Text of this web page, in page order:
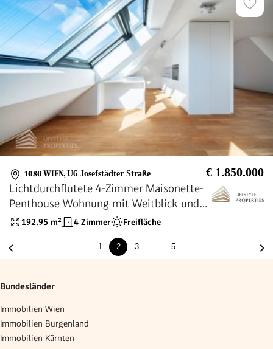
1080 WIEN, U6 Josefstädter Straße € 1.850.000
Lichtdurchflutete 4-Zimmer Maisonette-
Penthouse Wohnung mit Weitblick und
Terrassen!
192.95 m² 4 Zimmer Freifläche
1 2 3 … 5
Bundesländer
Immobilien Wien
Immobilien Burgenland
Immobilien Kärnten